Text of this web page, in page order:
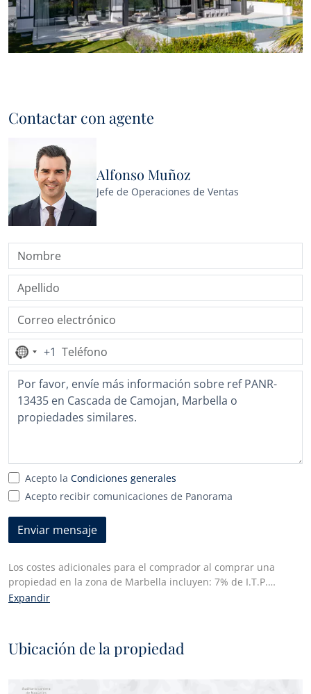
Contactar con agente
Alfonso Muñoz
Jefe de Operaciones de Ventas
Ningún
país
seleccionado
+1
Acepto la Condiciones generales
Acepto recibir comunicaciones de Panorama
Enviar mensaje
Los costes adicionales para el comprador al comprar una
propiedad en la zona de Marbella incluyen: 7% de I.T.P.
(Impuesto de Transmisiones Patrimoniales) para todas las
compradas a un promotor. Además, el comprador paga los
honorarios del notario y los costes de la inscripción de las
Decreto de la Junta de Andalucía 218/2005 de 11 de octubre,
Expandir
Ubicación de la propiedad